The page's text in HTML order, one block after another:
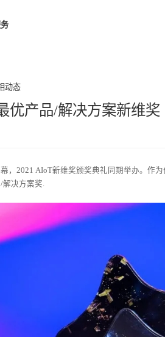
动态
优产品/解决方案新维奖
，2021 AIoT新维奖颁奖典礼同期举办。作
解决方案奖.